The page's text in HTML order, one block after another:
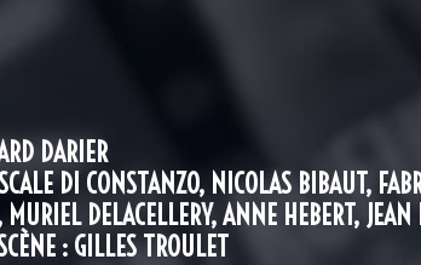
DARIER
DI CONSTANZO, NICOLAS BIBAUT,
MURIEL DELACELLERY, ANNE HEBERT, JEAN
: GILLES TROULET